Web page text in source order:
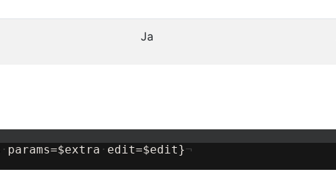
Ja
· params=$extra · edit=$edit}¬